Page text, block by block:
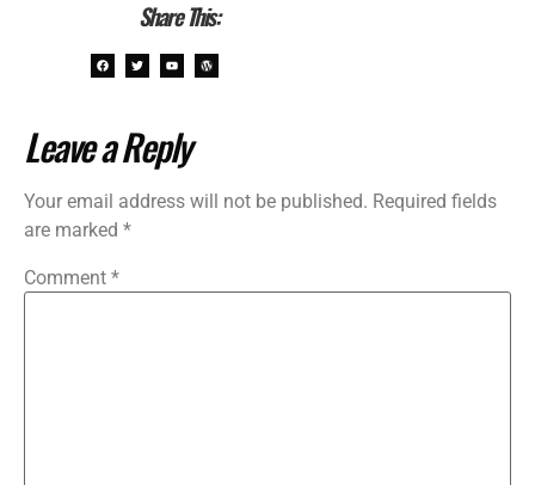
Share This:
Leave a Reply
Your email address will not be published. Required fields
are marked *
Comment *